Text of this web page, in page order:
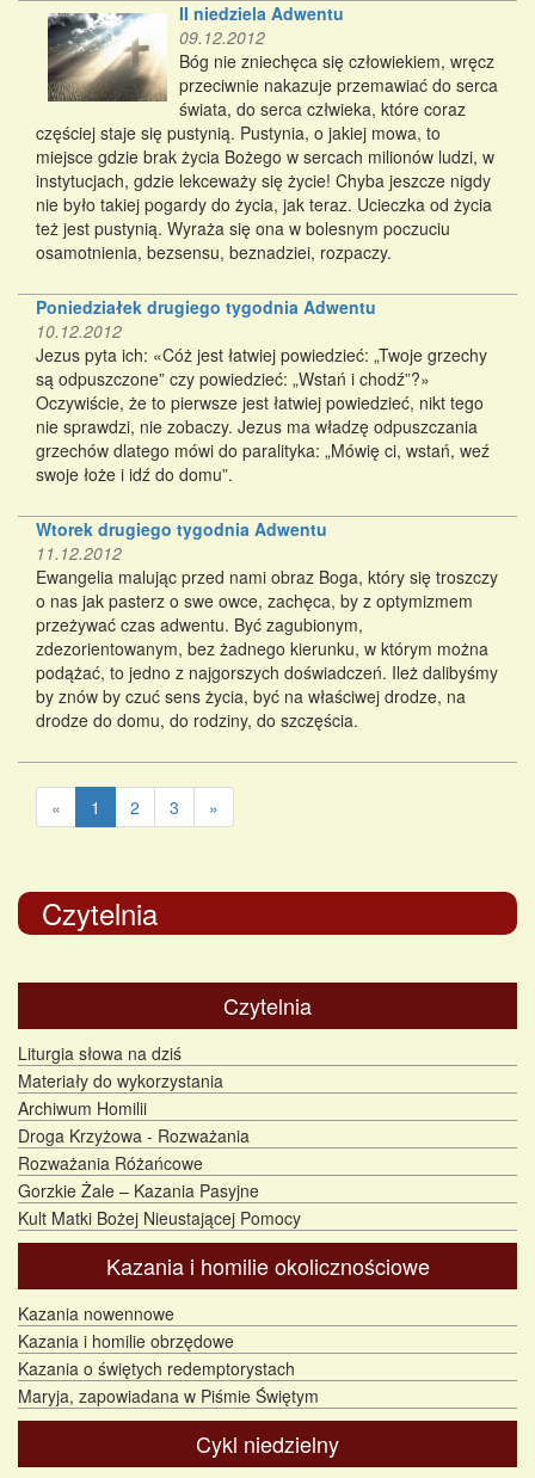
II niedziela Adwentu
09.12.2012
Bóg nie zniechęca się człowiekiem, wręcz
przeciwnie nakazuje przemawiać do serca
świata, do serca człwieka, które coraz
częściej staje się pustynią. Pustynia, o jakiej mowa, to
miejsce gdzie brak życia Bożego w sercach milionów ludzi, w
instytucjach, gdzie lekceważy się życie! Chyba jeszcze nigdy
nie było takiej pogardy do życia, jak teraz. Ucieczka od życia
też jest pustynią. Wyraża się ona w bolesnym poczuciu
osamotnienia, bezsensu, beznadziei, rozpaczy.
Poniedziałek drugiego tygodnia Adwentu
10.12.2012
Jezus pyta ich: «Cóż jest łatwiej powiedzieć: „Twoje grzechy
są odpuszczone” czy powiedzieć: „Wstań i chodź”?»
Oczywiście, że to pierwsze jest łatwiej powiedzieć, nikt tego
nie sprawdzi, nie zobaczy. Jezus ma władzę odpuszczania
grzechów dlatego mówi do paralityka: „Mówię ci, wstań, weź
swoje łoże i idź do domu”.
Wtorek drugiego tygodnia Adwentu
11.12.2012
Ewangelia malując przed nami obraz Boga, który się troszczy
o nas jak pasterz o swe owce, zachęca, by z optymizmem
przeżywać czas adwentu. Być zagubionym,
zdezorientowanym, bez żadnego kierunku, w którym można
podążać, to jedno z najgorszych doświadczeń. Ileż dalibyśmy
by znów by czuć sens życia, być na właściwej drodze, na
drodze do domu, do rodziny, do szczęścia.
« 1 2 3 »
Czytelnia
Czytelnia
Liturgia słowa na dziś
Materiały do wykorzystania
Archiwum Homilii
Droga Krzyżowa - Rozważania
Rozważania Różańcowe
Gorzkie Żale – Kazania Pasyjne
Kult Matki Bożej Nieustającej Pomocy
Kazania i homilie okolicznościowe
Kazania nowennowe
Kazania i homilie obrzędowe
Kazania o świętych redemptorystach
Maryja, zapowiadana w Piśmie Świętym
Cykl niedzielny